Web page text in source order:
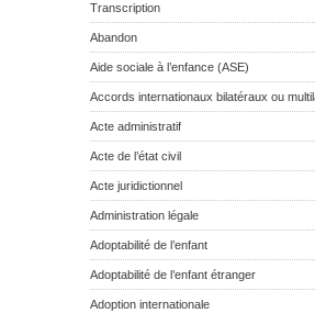
Transcription
Abandon
Aide sociale à l’enfance (ASE)
Accords internationaux bilatéraux ou
Acte administratif
Acte de l’état civil
Acte juridictionnel
Administration légale
Adoptabilité de l’enfant
Adoptabilité de l’enfant étranger
Adoption internationale